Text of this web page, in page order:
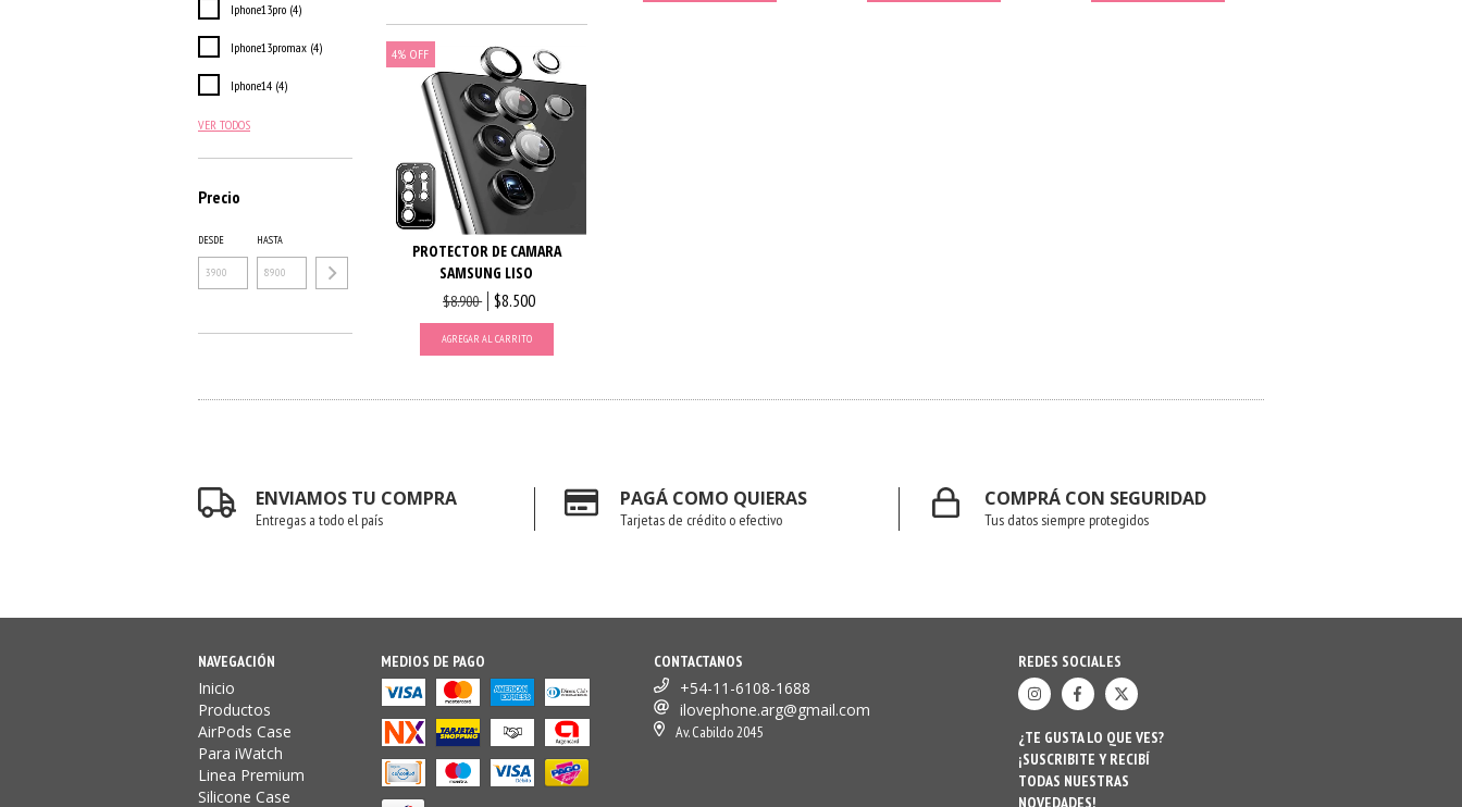
Iphone13pro (4)
Iphone13promax (4)
Iphone14 (4)
VER TODOS
Precio
DESDE HASTA
4%OFF
PROTECTOR DE CAMARA
SAMSUNG LISO
$8.900 $8.500
AGREGAR AL CARRITO
ENVIAMOS TU COMPRA
Entregas a todo el país
PAGÁ COMO QUIERAS
Tarjetas de crédito o efectivo
COMPRÁ CON SEGURIDAD
Tus datos siempre protegidos
NAVEGACIÓN
Inicio
Productos
AirPods Case
Para iWatch
Linea Premium
Silicone Case
MEDIOS DE PAGO CONTACTANOS
+54-11-6108-1688
ilovephone.arg@gmail.com
Av. Cabildo 2045
REDES SOCIALES
¿TE GUSTA LO QUE VES?
¡SUSCRIBITE Y RECIBÍ
TODAS NUESTRAS
NOVEDADES!